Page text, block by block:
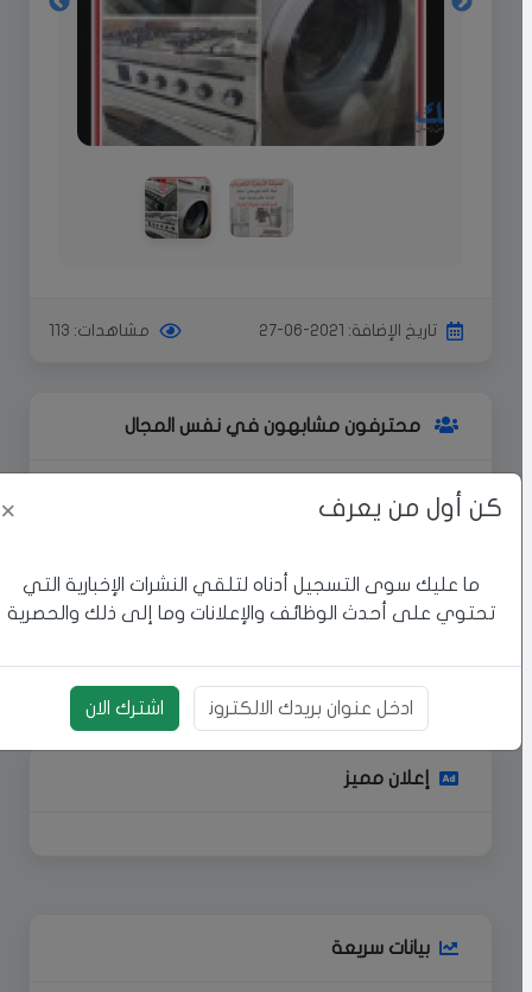
إعلان مميز
تاريخ الإضافة: 2021-06-27 مشاهدات: 113
محترفون مشابهون في نفس المجال
يمكنك الوصول إلى المزيد من
اكتشف المزيد من المحترفين في مجال
فني صيانة واحصل على الخدمات التي
بيانات سريعة
كن أول من يعرف ×
ما عليك سوى التسجيل أدناه لتلقي النشرات الإخبارية التي
تحتوي على أحدث الوظائف والإعلانات وما إلى ذلك والحصرية
بريد الالكتروني
اشترك الان